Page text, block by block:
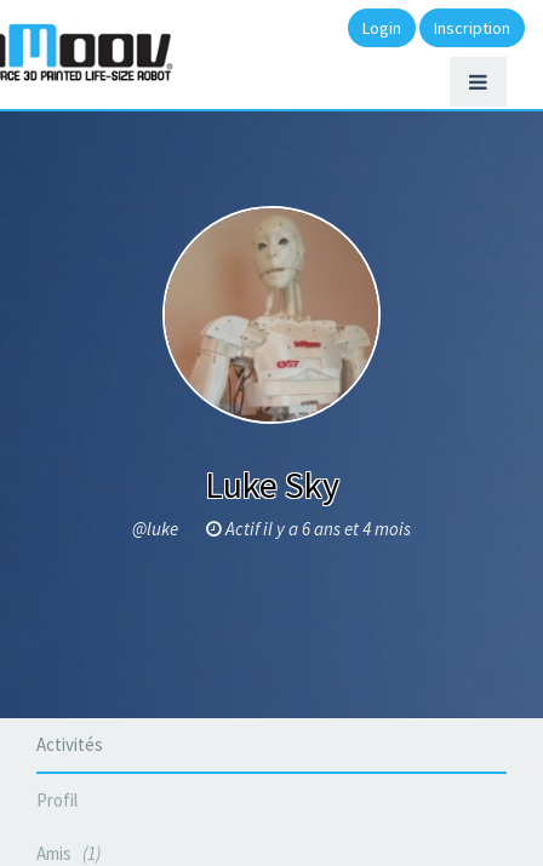
Login Inscription
Luke Sky
@luke Actif il y a 6 ans et 4 mois
Activités
Profil
Amis 1